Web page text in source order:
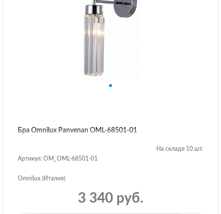
Бра Omnilux Panvenan OML-68501-01
На складе 10 шт.
Артикул: OM_OML-68501-01
Omnilux (Италия)
3 340 руб.